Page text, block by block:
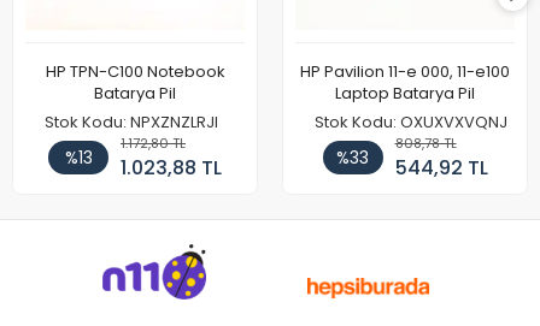
HP TPN-C100 Notebook
Batarya Pil
Stok Kodu: NPXZNZLRJI
%13
1.172,80 TL
1.023,88 TL
HP Pavilion 11-e 000, 11-e100
Laptop Batarya Pil
Stok Kodu: OXUXVXVQNJ
%33
808,78 TL
544,92 TL